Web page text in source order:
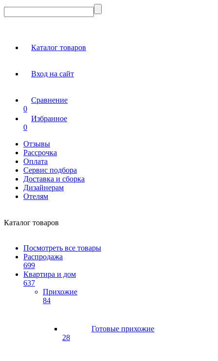
Каталог товаров
Вход на сайт
Сравнение
0
Избранное
0
Отзывы
Рассрочка
Оплата
Сервис подбора
Доставка и сборка
Дизайнерам
Отелям
Каталог товаров
Посмотреть все товары
Распродажа
699
Квартира и дом
637
Прихожие
84
Готовые прихожие
28